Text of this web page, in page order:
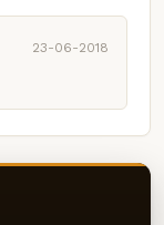
23-06-2018